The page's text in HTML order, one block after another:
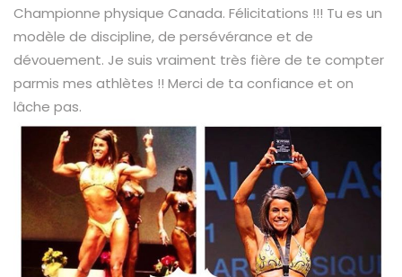
Championne physique Canada. Félicitations !!! Tu es un
modèle de discipline, de persévérance et de
dévouement. Je suis vraiment très fière de te compter
parmis mes athlètes !! Merci de ta confiance et on
lâche pas.